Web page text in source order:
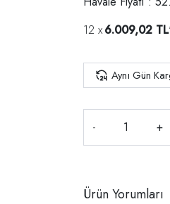
6.009,02 TL
Aynı Gün
- +
Ürün Yorumları